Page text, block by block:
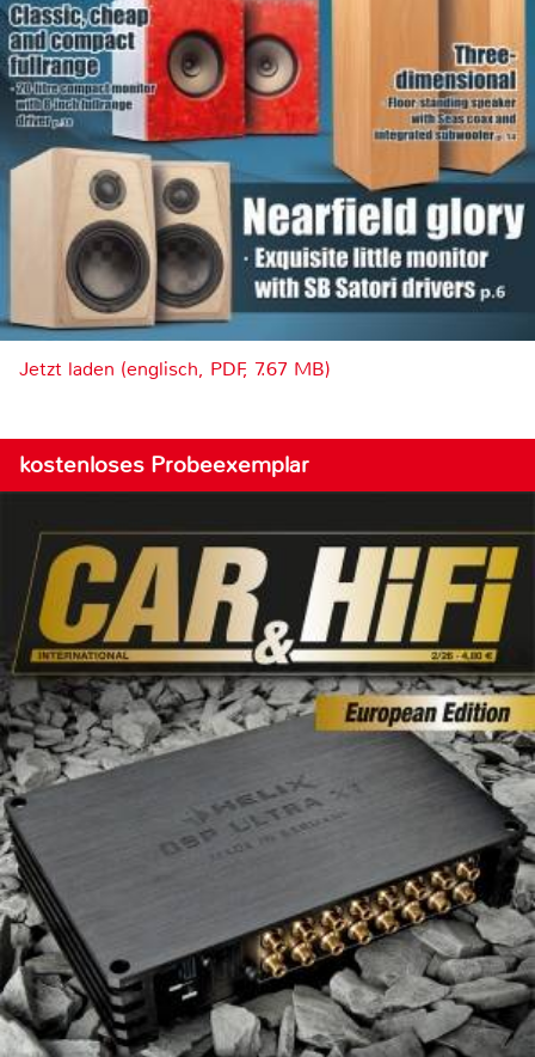
Jetzt laden (englisch, PDF, 7.67 MB)
kostenloses Probeexemplar